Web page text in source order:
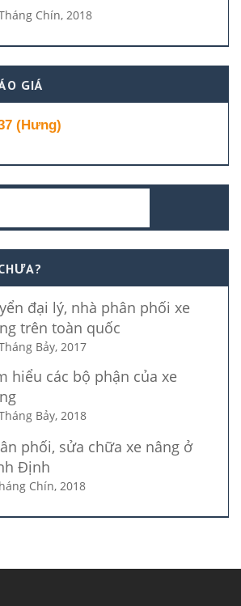
Chín, 2018
GIÁ
(Hưng)
đại lý, nhà phân phối xe
trên toàn quốc
Bảy, 2017
hiểu các bộ phận của xe
Bảy, 2018
phối, sửa chữa xe nâng ở
Định
Chín, 2018